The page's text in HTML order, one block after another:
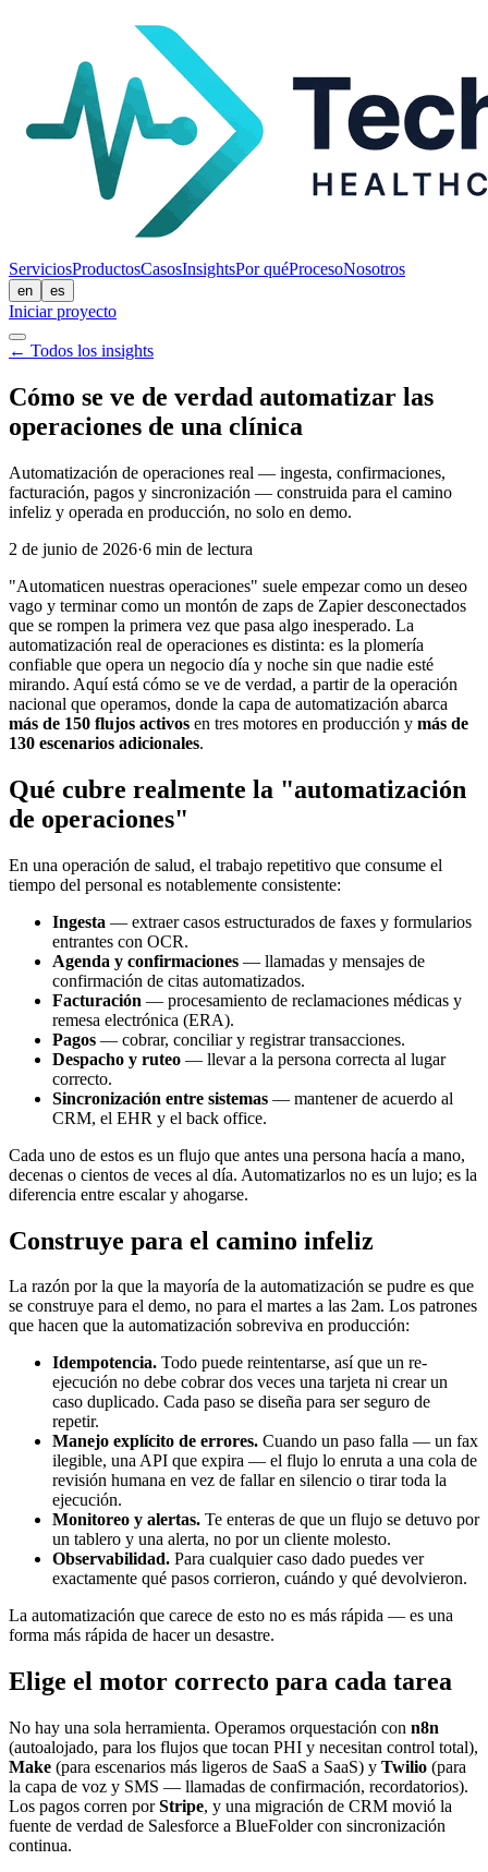
ServiciosProductosCasosInsightsPor quéProcesoNosotros
en es
Iniciar proyecto
← Todos los insights
Cómo se ve de verdad automatizar las
operaciones de una clínica
Automatización de operaciones real — ingesta, confirmaciones,
facturación, pagos y sincronización — construida para el camino
infeliz y operada en producción, no solo en demo.
2 de junio de 2026·6 min de lectura
"Automaticen nuestras operaciones" suele empezar como un deseo
vago y terminar como un montón de zaps de Zapier desconectados
que se rompen la primera vez que pasa algo inesperado. La
automatización real de operaciones es distinta: es la plomería
confiable que opera un negocio día y noche sin que nadie esté
mirando. Aquí está cómo se ve de verdad, a partir de la operación
nacional que operamos, donde la capa de automatización abarca
más de 150 flujos activos en tres motores en producción y más de
130 escenarios adicionales.
Qué cubre realmente la "automatización
de operaciones"
En una operación de salud, el trabajo repetitivo que consume el
tiempo del personal es notablemente consistente:
Ingesta — extraer casos estructurados de faxes y formularios
entrantes con OCR.
Agenda y confirmaciones — llamadas y mensajes de
confirmación de citas automatizados.
Facturación — procesamiento de reclamaciones médicas y
remesa electrónica (ERA).
Pagos — cobrar, conciliar y registrar transacciones.
Despacho y ruteo — llevar a la persona correcta al lugar
correcto.
Sincronización entre sistemas — mantener de acuerdo al
CRM, el EHR y el back office.
Cada uno de estos es un flujo que antes una persona hacía a mano,
decenas o cientos de veces al día. Automatizarlos no es un lujo; es la
diferencia entre escalar y ahogarse.
Construye para el camino infeliz
La razón por la que la mayoría de la automatización se pudre es que
se construye para el demo, no para el martes a las 2am. Los patrones
que hacen que la automatización sobreviva en producción:
Idempotencia. Todo puede reintentarse, así que un re-
ejecución no debe cobrar dos veces una tarjeta ni crear un
caso duplicado. Cada paso se diseña para ser seguro de
repetir.
Manejo explícito de errores. Cuando un paso falla — un fax
ilegible, una API que expira — el flujo lo enruta a una cola de
revisión humana en vez de fallar en silencio o tirar toda la
ejecución.
Monitoreo y alertas. Te enteras de que un flujo se detuvo por
un tablero y una alerta, no por un cliente molesto.
Observabilidad. Para cualquier caso dado puedes ver
exactamente qué pasos corrieron, cuándo y qué devolvieron.
La automatización que carece de esto no es más rápida — es una
forma más rápida de hacer un desastre.
Elige el motor correcto para cada tarea
No hay una sola herramienta. Operamos orquestación con n8n
(autoalojado, para los flujos que tocan PHI y necesitan control total),
Make (para escenarios más ligeros de SaaS a SaaS) y Twilio (para
la capa de voz y SMS — llamadas de confirmación, recordatorios).
Los pagos corren porStripe, y una migración de CRM movió la
fuente de verdad de Salesforce a BlueFolder con sincronización
continua.